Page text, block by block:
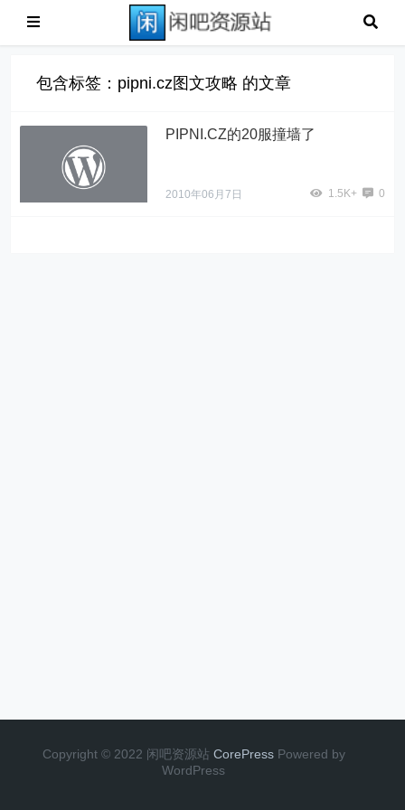
包含标签：pipni.cz图文攻略 的文章
PIPNI.CZ的20服撞墙了
2010年06月7日 1.5K+ 0
Copyright © 2022 闲吧资源站 CorePress Powered by
WordPress